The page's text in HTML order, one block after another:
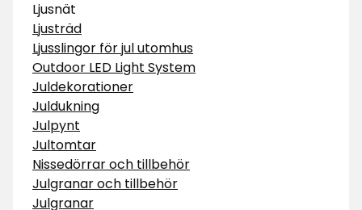
Ljusnät
Ljusträd
Ljusslingor för jul utomhus
Outdoor LED Light System
Juldekorationer
Juldukning
Julpynt
Jultomtar
Nissedörrar och tillbehör
Julgranar och tillbehör
Julgranar